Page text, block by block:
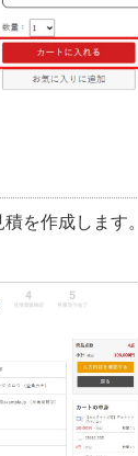
を作成します。